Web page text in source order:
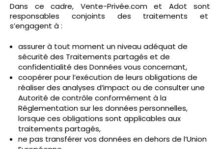
Dans ce cadre, Vente-Privée.com et Adot sont
responsables conjoints des traitements et
s’engagent à :
assurer à tout moment un niveau adéquat de
sécurité des Traitements partagés et de
confidentialité des Données vous concernant,
coopérer pour l’exécution de leurs obligations de
réaliser des analyses d’impact ou de consulter une
Autorité de contrôle conformément à la
Réglementation sur les données personnelles,
lorsque ces obligations sont applicables aux
traitements partagés,
ne pas transférer vos données en dehors de l’Union